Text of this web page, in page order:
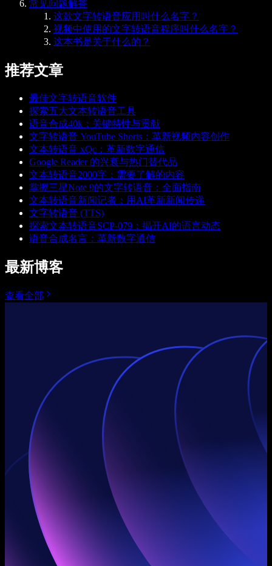
常见问题解答
这款文字转语音应用叫什么名字？
视频中使用的文字转语音程序叫什么名字？
这本书是关于什么的？
推荐文章
最佳文字转语音软件
探索五大文本转语音工具
语音合成40k：关键特性与贡献
文字转语音 YouTube Shorts：革新视频内容创作
文本转语音 xQc：革新数字通信
Google Reader 的兴衰与热门替代品
文本转语音2000字：需要了解的内容
掌握三星Note 9的文字转语音：全面指南
文本转语音新闻记者：用AI革新新闻传递
文字转语音 (TTS)
探索文本转语音SCP-079：揭开AI的语言动态
语音合成名言：革新数字通信
最新博客
查看全部